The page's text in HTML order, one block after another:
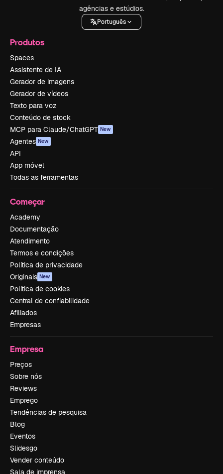
agências e estúdios.
Português
Produtos
Spaces
Assistente de IA
Gerador de imagens
Gerador de vídeos
Texto para voz
Conteúdo de stock
MCP para Claude/ChatGPT New
Agentes New
API
App móvel
Todas as ferramentas
Começar
Academy
Documentação
Atendimento
Termos e condições
Política de privacidade
Originais New
Política de cookies
Central de confiabilidade
Afiliados
Empresas
Empresa
Preços
Sobre nós
Reviews
Emprego
Tendências de pesquisa
Blog
Eventos
Slidesgo
Vender conteúdo
Sala de imprensa